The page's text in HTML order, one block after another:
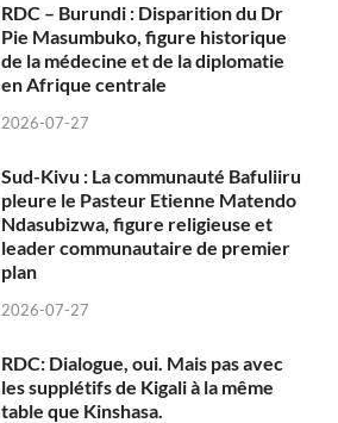
RDC – Burundi : Disparition du Dr
Pie Masumbuko, figure historique
de la médecine et de la diplomatie
en Afrique centrale
2026-07-27
Sud-Kivu : La communauté Bafuliiru
pleure le Pasteur Etienne Matendo
Ndasubizwa, figure religieuse et
leader communautaire de premier
plan
2026-07-27
RDC: Dialogue, oui. Mais pas avec
les supplétifs de Kigali à la même
table que Kinshasa.